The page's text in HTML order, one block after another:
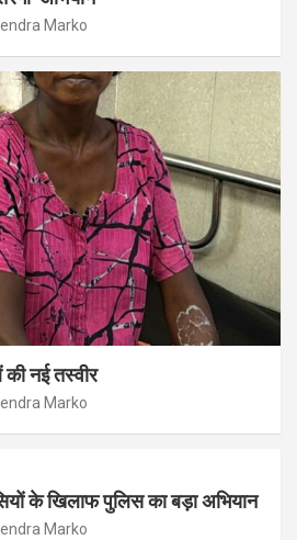
Marko
नई तस्वीर
Marko
के खिलाफ पुलिस का बड़ा अभियान
Marko